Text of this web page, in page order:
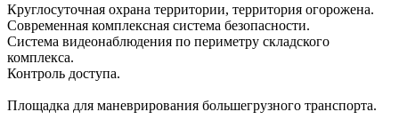
Круглосуточная охрана территории, территория огорожена.
Современная комплексная система безопасности.
Система видеонаблюдения по периметру складского
комплекса.
Контроль доступа.
Площадка для маневрирования большегрузного транспорта.